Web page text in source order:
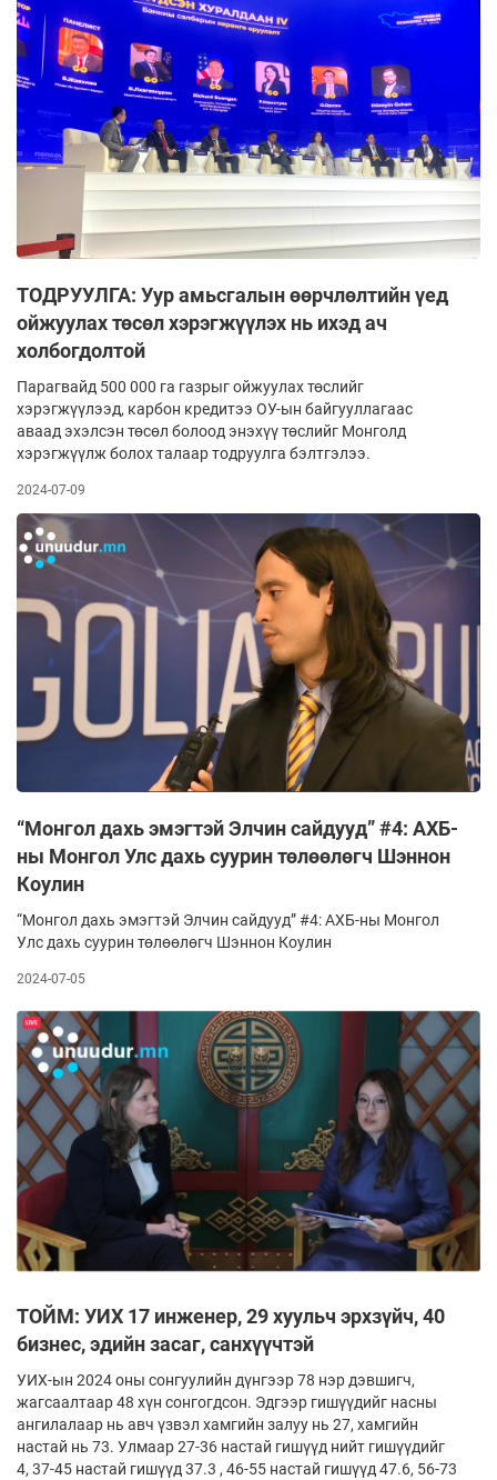
ТОДРУУЛГА: Уур амьсгалын өөрчлөлтийн үед
ойжуулах төсөл хэрэгжүүлэх нь ихэд ач
холбогдолтой
Парагвайд 500 000 га газрыг ойжуулах төслийг
хэрэгжүүлээд, карбон кредитээ ОУ-ын байгууллагаас
аваад эхэлсэн төсөл болоод энэхүү төслийг Монголд
хэрэгжүүлж болох талаар тодруулга бэлтгэлээ.
2024-07-09
“Монгол дахь эмэгтэй Элчин сайдууд” #4: АХБ-
ны Монгол Улс дахь суурин төлөөлөгч Шэннон
Коулин
“Монгол дахь эмэгтэй Элчин сайдууд” #4: АХБ-ны Монгол
Улс дахь суурин төлөөлөгч Шэннон Коулин
2024-07-05
ТОЙМ: УИХ 17 инженер, 29 хуульч эрхзүйч, 40
бизнес, эдийн засаг, санхүүчтэй
УИХ-ын 2024 оны сонгуулийн дүнгээр 78 нэр дэвшигч,
жагсаалтаар 48 хүн сонгогдсон. Эдгээр гишүүдийг насны
ангилалаар нь авч үзвэл хамгийн залуу нь 27, хамгийн
настай нь 73. Улмаар 27-36 настай гишүүд нийт гишүүдийг
4, 37-45 настай гишүүд 37.3 , 46-55 настай гишүүд 47.6, 56-73